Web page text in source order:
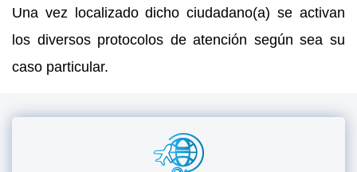
Una vez localizado dicho ciudadano(a) se activan
los diversos protocolos de atención según sea su
caso particular.